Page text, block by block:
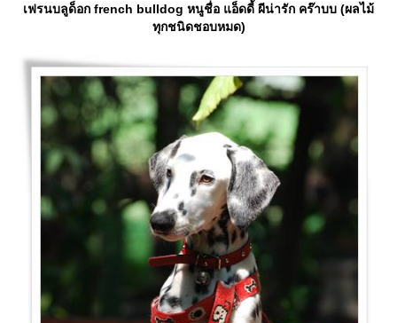
เฟรนบลูด็อก french bulldog หนูชื่อ แอ็ดดี้ ผีน่ารัก คร๊าบบ (ผลไม้
ทุกชนิดชอบหมด)